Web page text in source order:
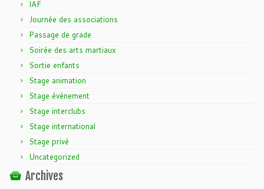
IAF
Journée des associations
Passage de grade
Soirée des arts martiaux
Sortie enfants
Stage animation
Stage événement
Stage interclubs
Stage international
Stage privé
Uncategorized
Archives